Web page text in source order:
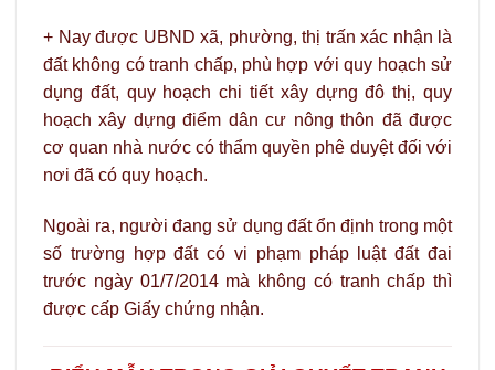
+ Nay được UBND xã, phường, thị trấn xác nhận là
đất không có tranh chấp, phù hợp với quy hoạch sử
dụng đất, quy hoạch chi tiết xây dựng đô thị, quy
hoạch xây dựng điểm dân cư nông thôn đã được
cơ quan nhà nước có thẩm quyền phê duyệt đối với
nơi đã có quy hoạch.
Ngoài ra, người đang sử dụng đất ổn định trong một
số trường hợp đất có vi phạm pháp luật đất đai
trước ngày 01/7/2014 mà không có tranh chấp thì
được cấp Giấy chứng nhận.